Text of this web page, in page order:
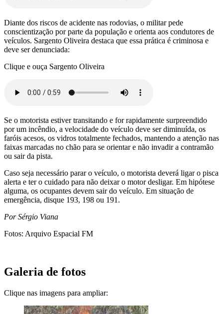
Diante dos riscos de acidente nas rodovias, o militar pede
conscientização por parte da população e orienta aos condutores de
veículos. Sargento Oliveira destaca que essa prática é criminosa e
deve ser denunciada:
Clique e ouça Sargento Oliveira
Se o motorista estiver transitando e for rapidamente surpreendido
por um incêndio, a velocidade do veículo deve ser diminuída, os
faróis acesos, os vidros totalmente fechados, mantendo a atenção nas
faixas marcadas no chão para se orientar e não invadir a contramão
ou sair da pista.
Caso seja necessário parar o veículo, o motorista deverá ligar o pisca
alerta e ter o cuidado para não deixar o motor desligar. Em hipótese
alguma, os ocupantes devem sair do veículo. Em situação de
emergência, disque 193, 198 ou 191.
Por Sérgio Viana
Fotos: Arquivo Espacial FM
Galeria de fotos
Clique nas imagens para ampliar: